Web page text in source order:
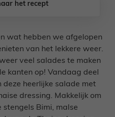
het recept
wat hebben we afgelopen
van het lekkere weer.
veel salades te maken
kanten op! Vandaag deel
deze heerlijke salade met
dressing. Makkelijk om
Bimi, malse